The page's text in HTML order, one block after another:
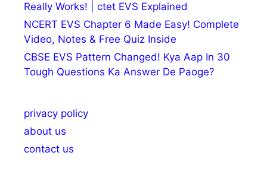
Really Works! | ctet EVS Explained
NCERT EVS Chapter 6 Made Easy! Complete
Video, Notes & Free Quiz Inside
CBSE EVS Pattern Changed! Kya Aap In 30
Tough Questions Ka Answer De Paoge?
privacy policy
about us
contact us